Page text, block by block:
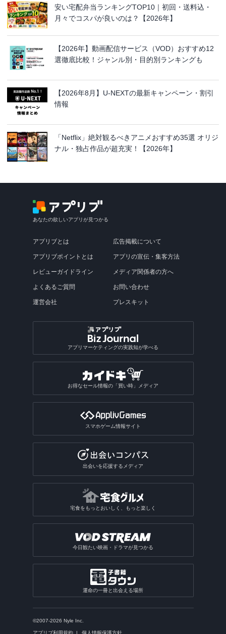
安い宅配弁当ランキングTOP10｜初回・送料込・
月々でコスパが良いのは？【2026年】
【2026年】動画配信サービス（VOD）おすすめ12
選徹底比較！ジャンル別・目的別ランキングも
【2026年8月】U-NEXTの最新キャンペーン・割引
情報
「Netflix」絶対観るべきアニメおすすめ35選 オリジ
ナル・独占作品が超充実！【2026年】
あなたの欲しいアプリが見つかる
アプリブとは
アプリブポイントとは
レビューガイドライン
よくあるご質問
運営会社
広告掲載について
アプリの宣伝・集客方法
メディア関係者の方へ
お問い合わせ
プレスキット
アプリマーケティングの実践知が学べる
お得なセール情報の「買い時」メディア
スマホゲーム情報サイト
出会いを応援するメディア
宅食をもっとおいしく、もっと楽しく
今日観たい映画・ドラマが見つかる
運命の一冊と出会える場所
©2007-2026 Nyle Inc.
アプリブ利用規約 個人情報保護方針